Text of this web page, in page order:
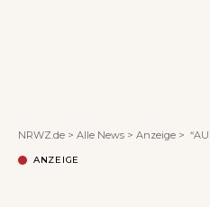
NRWZ.de > Alle News > Anzeige >
ANZEIGE